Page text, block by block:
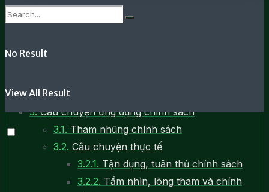
No Result
View All Result
1.2.Ví dụ về sự ảnh hưởng của chính sách
2.Ứng dụng chính sách
2.4.
3.Câu chuyện ứng dụng chính sách
3.1. Tham nhũng chính sách
3.2. Câu chuyện thực tế
3.2.1. Tận dụng, tuân thủ chính sách
3.2.2. Tầm nhìn, lòng tham và chính